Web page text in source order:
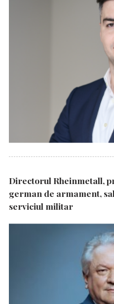
Directorul Rheinmetall,
german de armament,
serviciul militar